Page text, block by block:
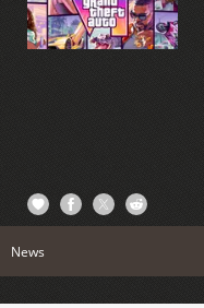
News